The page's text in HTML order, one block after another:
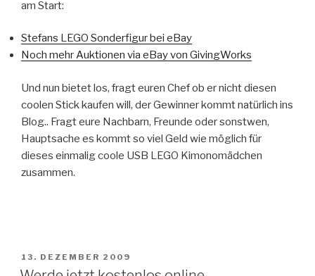
am Start:
Stefans LEGO Sonderfigur bei eBay
Noch mehr Auktionen via eBay von GivingWorks
Und nun bietet los, fragt euren Chef ob er nicht diesen
coolen Stick kaufen will, der Gewinner kommt natürlich ins
Blog.. Fragt eure Nachbarn, Freunde oder sonstwen,
Hauptsache es kommt so viel Geld wie möglich für
dieses einmalig coole USB LEGO Kimonomädchen
zusammen.
VERÖFFENTLICHT
AM
13. DEZEMBER 2009